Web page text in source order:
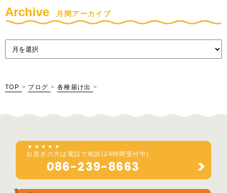
Archive 月間アーカイブ
TOP > ブログ > 各種届け出 >
お 急 ぎの方は電話で相談(24時間受付中)
086-239-8663